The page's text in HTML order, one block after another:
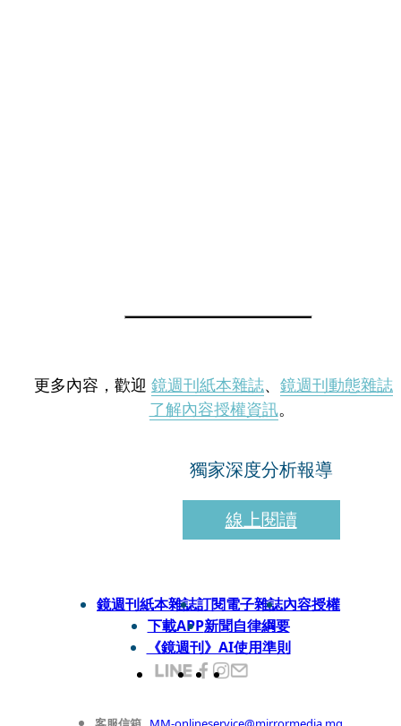
更多內容，歡迎 鏡週刊紙本雜誌、 鏡週刊動態雜誌
了解內容授權資訊。
獨家深度分析報導
線上閱讀
鏡週刊紙本雜誌訂閱電子雜誌內容授權
下載APP新聞自律綱要
《鏡週刊》AI使用準則